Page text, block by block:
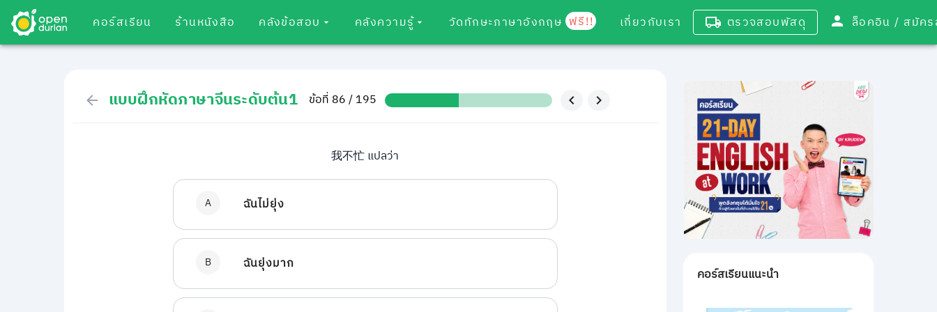
คอร์สเรียน ร้านหนังสือ คลังข้อสอบ คลังความรู้ วัดทักษะภาษาอังกฤษ ฟรี!! เกี่ยวกับเรา ตรวจสอบพัสดุ ล็อคอิน /
แบบฝึกหัดภาษาจีนระดับต้น1 ข้อที่ 86 / 195
我不忙 แปลว่า
A ฉันไม่ยุ่ง
B ฉันยุ่งมาก
คอร์สเรียนแนะนำ